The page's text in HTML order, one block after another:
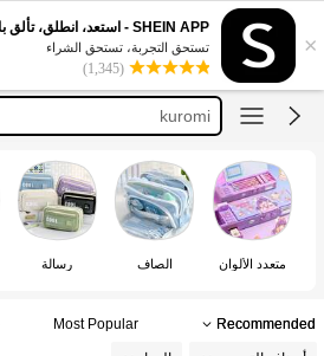
×
SHEIN APP - استعد، انطلق، تألق بالأناقة!
تستحق التجربة، تستحق الشراء
(1,345)
شروط
مجموعه
kuromi
kawaii
شروط
مجموعه
متعدد الألوان الصاف رسالة
Recommended
Most Popular